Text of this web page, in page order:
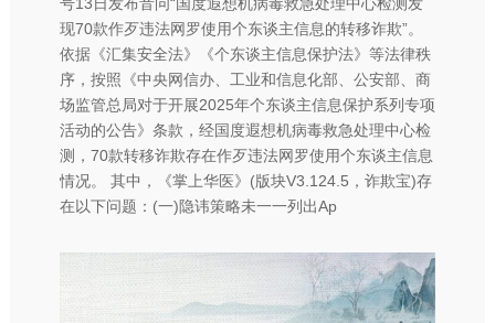
现70款作歹违法网罗使用个东谈主信息的转移诈欺”。
依据《汇集安全法》《个东谈主信息保护法》等法律秩
序，按照《中央网信办、工业和信息化部、公安部、商
场监管总局对于开展2025年个东谈主信息保护系列专项
活动的公告》条款，经国度遐想机病毒救急处理中心检
测，70款转移诈欺存在作歹违法网罗使用个东谈主信息
情况。 其中，《掌上华医》(版块V3.124.5，诈欺宝)存
在以下问题：(一)隐讳策略未一一列出Ap